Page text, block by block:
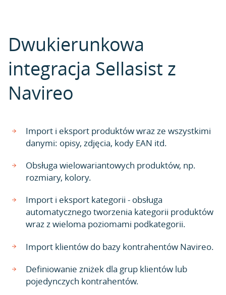
Dwukierunkowa
integracja Sellasist z
Navireo
Import i eksport produktów wraz ze wszystkimi
danymi: opisy, zdjęcia, kody EAN itd.
Obsługa wielowariantowych produktów, np.
rozmiary, kolory.
Import i eksport kategorii - obsługa
automatycznego tworzenia kategorii produktów
wraz z wieloma poziomami podkategorii.
Import klientów do bazy kontrahentów Navireo.
Definiowanie zniżek dla grup klientów lub
pojedynczych kontrahentów.